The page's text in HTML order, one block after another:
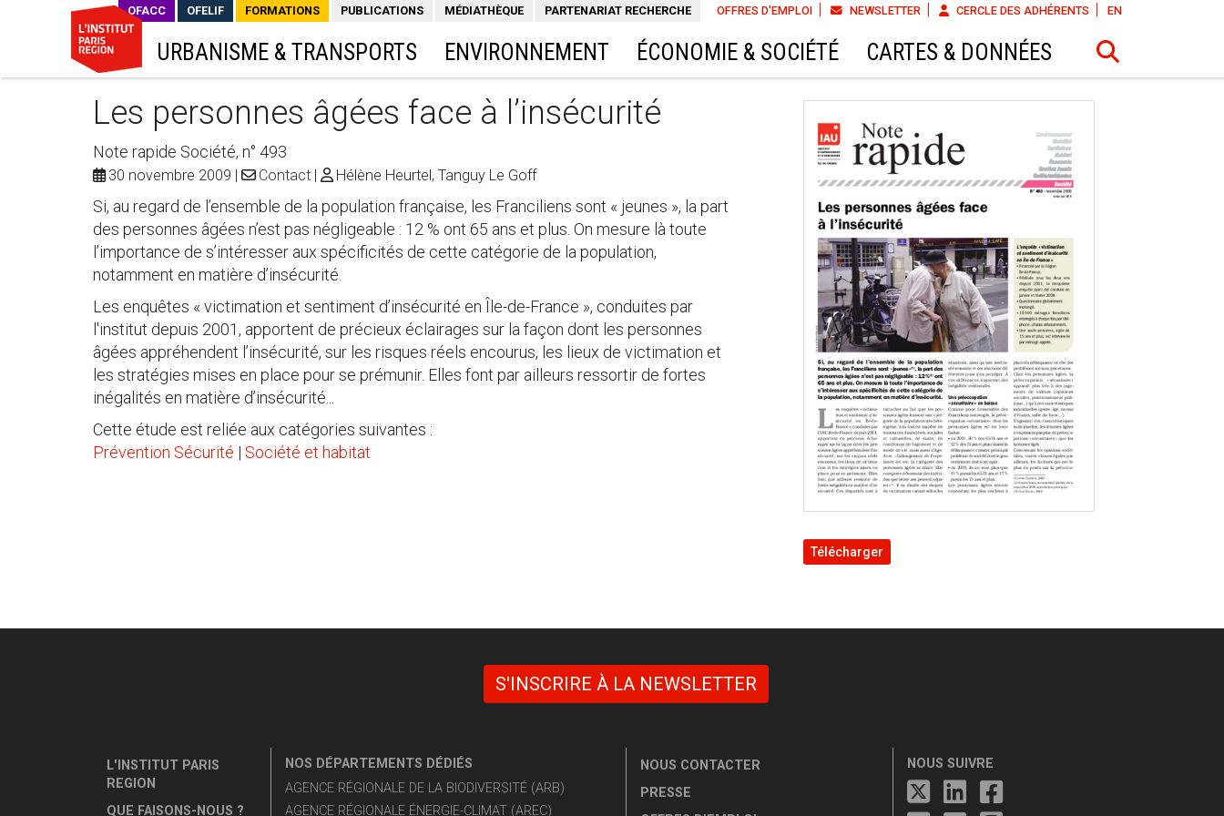
OFFRES D'EMPLOI NEWSLETTER CERCLE DES ADHÉRENTS EN
OFACC OFELIF FORMATIONS PUBLICATIONS MÉDIATHÈQUE PARTENARIAT RECHERCHE
URBANISME & TRANSPORTS ENVIRONNEMENT ÉCONOMIE & SOCIÉTÉ CARTES & DONNÉES
Les personnes âgées face à l’insécurité
Note rapide Société, n° 493
30 novembre 2009 Contact Hélène Heurtel, Tanguy Le Goff
Si, au regard de l’ensemble de la population française, les Franciliens sont « jeunes », la part
des personnes âgées n’est pas négligeable : 12 % ont 65 ans et plus. On mesure là toute
l’importance de s’intéresser aux spécificités de cette catégorie de la population,
notamment en matière d’insécurité.
Les enquêtes « victimation et sentiment d’insécurité en Île-de-France », conduites par
l'institut depuis 2001, apportent de précieux éclairages sur la façon dont les personnes
âgées appréhendent l’insécurité, sur les risques réels encourus, les lieux de victimation et
les stratégies mises en place pour se prémunir. Elles font par ailleurs ressortir de fortes
inégalités en matière d’insécurité...
Cette étude est reliée aux catégories suivantes :
Prévention Sécurité | Société et habitat
Télécharger
S'INSCRIRE À LA NEWSLETTER
L'INSTITUT PARIS
REGION
QUE FAISONS-NOUS ?
NOS DÉPARTEMENTS DÉDIÉS
AGENCE RÉGIONALE DE LA BIODIVERSITÉ (ARB)
AGENCE RÉGIONALE ÉNERGIE-CLIMAT (AREC)
NOUS CONTACTER
PRESSE
NOUS SUIVRE